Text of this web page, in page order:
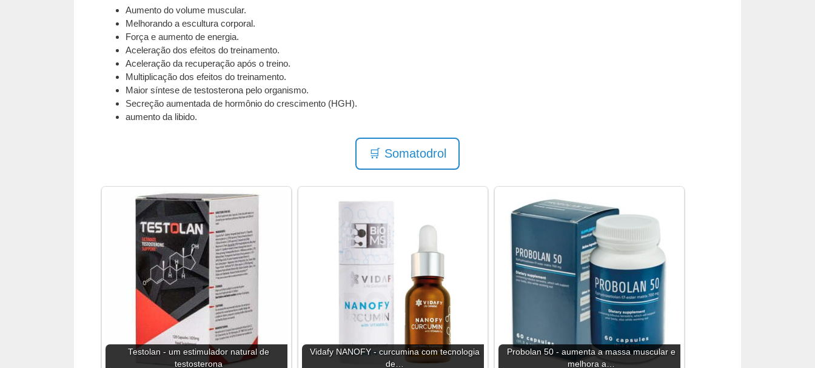
Aumento do volume muscular.
Melhorando a escultura corporal.
Força e aumento de energia.
Aceleração dos efeitos do treinamento.
Aceleração da recuperação após o treino.
Multiplicação dos efeitos do treinamento.
Maior síntese de testosterona pelo organismo.
Secreção aumentada de hormônio do crescimento (HGH).
aumento da libido.
🛒 Somatodrol
Testolan - um estimulador natural de
testosterona
Vidafy NANOFY - curcumina com tecnologia
de…
Probolan 50 - aumenta a massa muscular e
melhora a…